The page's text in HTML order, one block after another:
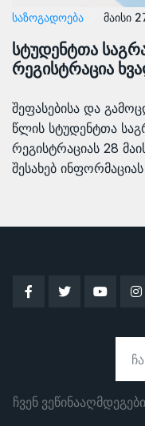
ᲡᲐᲖᲝᲒᲐᲓᲝᲔᲑᲐ მაისი
სტუდენტთა
რეგისტრაცია
შეფასებისა და
წლის სტუდენტთა
რეგისტრაციას 28
შესახებ
ჩვენ